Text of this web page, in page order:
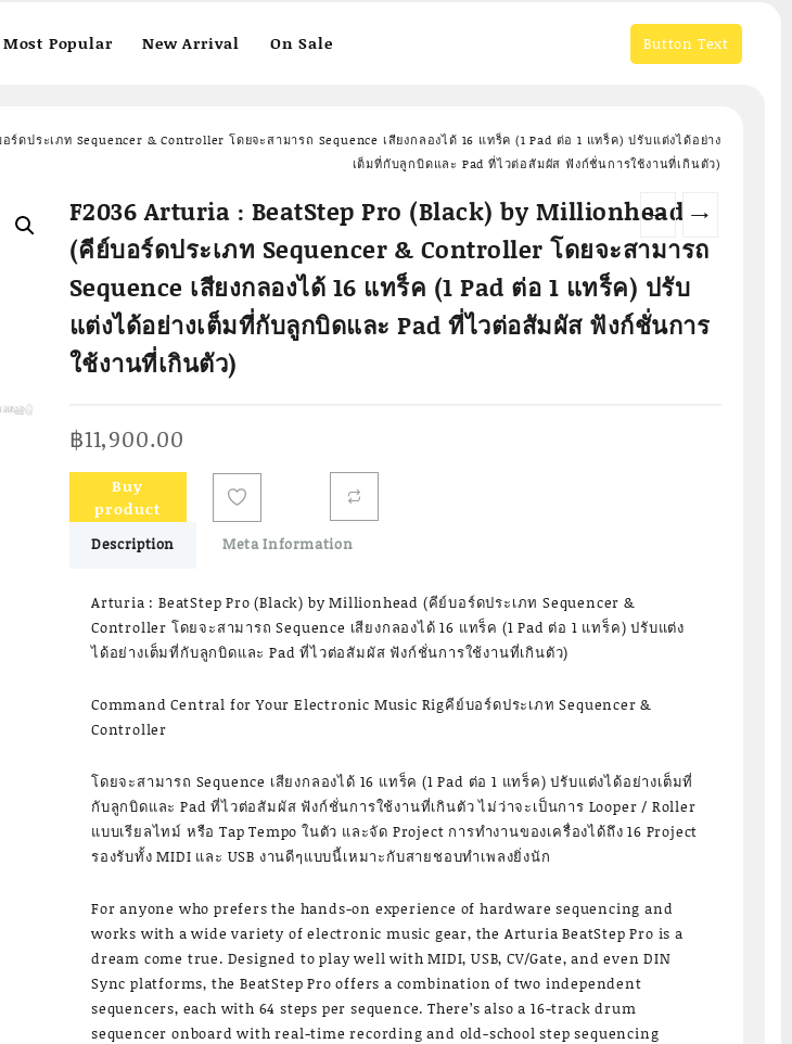
Most Popular New Arrival On Sale Button Text
ดประเภท Sequencer & Controller โดยจะสามารถ Sequence เสียงกลองได้ 16 แทร็ค (1 Pad ต่อ 1 แทร็ค) ปรับแต่งได้อย่าง
เต็มที่กับลูกบิดและ Pad ที่ไวต่อสัมผัส ฟังก์ชั่นการใช้งานที่เกินตัว)
← →
F2036 Arturia : BeatStep Pro (Black) by Millionhead
(คีย์บอร์ดประเภท Sequencer & Controller โดยจะสามารถ
Sequence เสียงกลองได้ 16 แทร็ค (1 Pad ต่อ 1 แทร็ค) ปรับ
แต่งได้อย่างเต็มที่กับลูกบิดและ Pad ที่ไวต่อสัมผัส ฟังก์ชั่นการ
ใช้งานที่เกินตัว)
฿11,900.00
Buy
product
Description Meta Information
Arturia : BeatStep Pro (Black) by Millionhead (คีย์บอร์ดประเภท Sequencer &
Controller โดยจะสามารถ Sequence เสียงกลองได้ 16 แทร็ค (1 Pad ต่อ 1 แทร็ค) ปรับแต่ง
ได้อย่างเต็มที่กับลูกบิดและ Pad ที่ไวต่อสัมผัส ฟังก์ชั่นการใช้งานที่เกินตัว)
Command Central for Your Electronic Music Rigคีย์บอร์ดประเภท Sequencer &
Controller
โดยจะสามารถ Sequence เสียงกลองได้ 16 แทร็ค (1 Pad ต่อ 1 แทร็ค) ปรับแต่งได้อย่างเต็มที่
กับลูกบิดและ Pad ที่ไวต่อสัมผัส ฟังก์ชั่นการใช้งานที่เกินตัว ไม่ว่าจะเป็นการ Looper / Roller
แบบเรียลไทม์ หรือ Tap Tempo ในตัว และจัด Project การทำงานของเครื่องได้ถึง 16 Project
รองรับทั้ง MIDI และ USB งานดีๆแบบนี้เหมาะกับสายชอบทำเพลงยิ่งนัก
For anyone who prefers the hands-on experience of hardware sequencing and
works with a wide variety of electronic music gear, the Arturia BeatStep Pro is a
dream come true. Designed to play well with MIDI, USB, CV/Gate, and even DIN
Sync platforms, the BeatStep Pro offers a combination of two independent
sequencers, each with 64 steps per sequence. There’s also a 16-track drum
sequencer onboard with real-time recording and old-school step sequencing